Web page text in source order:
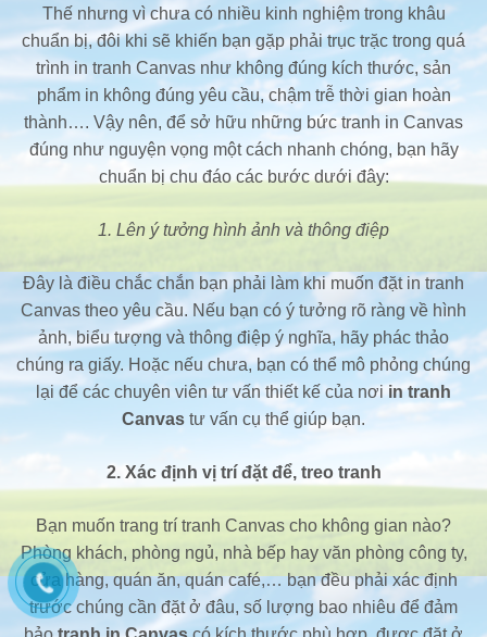
Thế nhưng vì chưa có nhiều kinh nghiệm trong khâu
chuẩn bị, đôi khi sẽ khiến bạn gặp phải trục trặc trong quá
trình in tranh Canvas như không đúng kích thước, sản
phẩm in không đúng yêu cầu, chậm trễ thời gian hoàn
thành…. Vậy nên, để sở hữu những bức tranh in Canvas
đúng như nguyện vọng một cách nhanh chóng, bạn hãy
chuẩn bị chu đáo các bước dưới đây:
1. Lên ý tưởng hình ảnh và thông điệp
Đây là điều chắc chắn bạn phải làm khi muốn đặt in tranh
Canvas theo yêu cầu. Nếu bạn có ý tưởng rõ ràng về hình
ảnh, biểu tượng và thông điệp ý nghĩa, hãy phác thảo
chúng ra giấy. Hoặc nếu chưa, bạn có thể mô phỏng chúng
lại để các chuyên viên tư vấn thiết kế của nơi in tranh
Canvas tư vấn cụ thể giúp bạn.
2. Xác định vị trí đặt để, treo tranh
Bạn muốn trang trí tranh Canvas cho không gian nào?
Phòng khách, phòng ngủ, nhà bếp hay văn phòng công ty,
cửa hàng, quán ăn, quán café,… bạn đều phải xác định
trước chúng cần đặt ở đâu, số lượng bao nhiêu để đảm